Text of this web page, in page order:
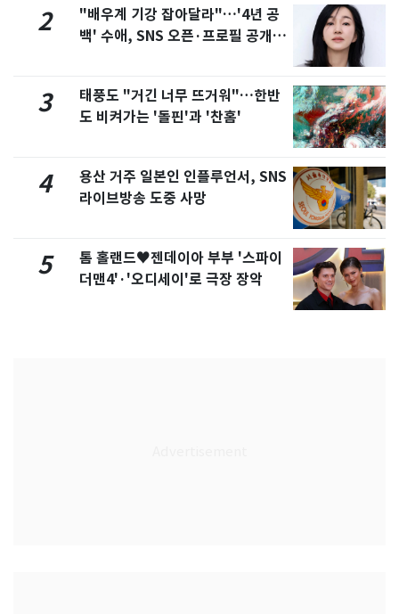
2
"배우계 기강 잡아달라"…'4년 공
백' 수애, SNS 오픈·프로필 공개
3
태풍도 "거긴 너무 뜨거워"…한반
도 비켜가는 '돌핀'과 '찬홈'
4
용산 거주 일본인 인플루언서, SNS
라이브방송 도중 사망
5
톰 홀랜드♥젠데이아 부부 '스파이
더맨4'·'오디세이'로 극장 장악